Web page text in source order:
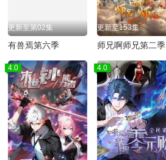
更新至第02集
有兽焉第六季
更新至153集
师兄啊师兄第二季
4.0 4.0